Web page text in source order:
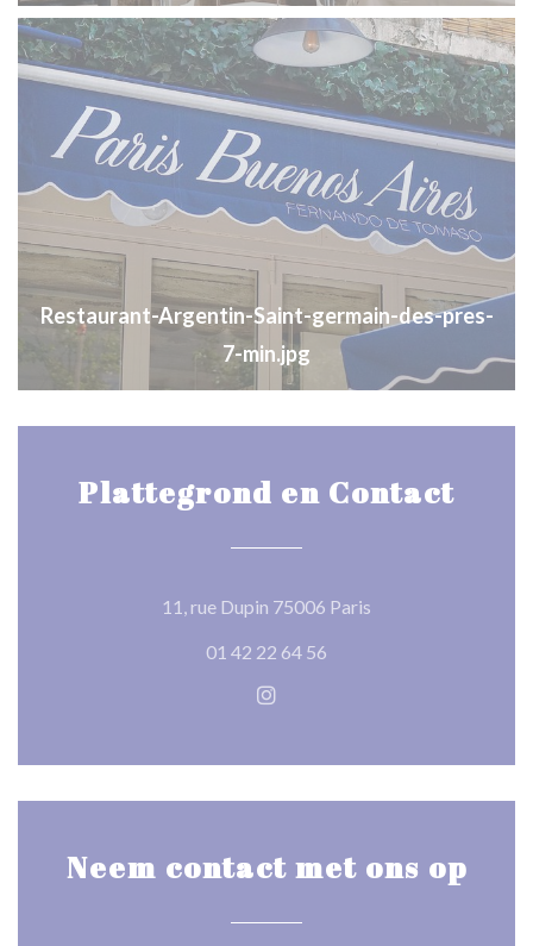
Restaurant-Argentin-Saint-germain-des-pres-
7-min.jpg
Plattegrond en Contact
11, rue Dupin 75006 Paris
01 42 22 64 56
Instagram ((opent in een
Neem contact met ons op